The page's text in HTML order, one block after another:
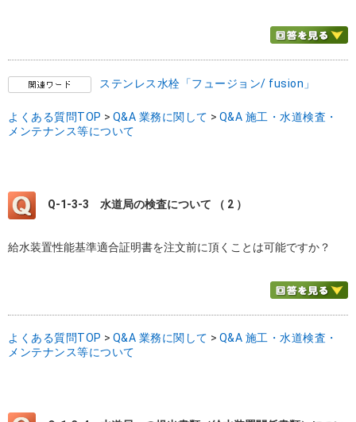
ステンレス水栓「フュージョン/ fusion」
よくある質問TOP > Q&A 業務に関して > Q&A 施工・水道検査・
メンテナンス等について
Q-1-3-3 水道局の検査について （ 2 ）
給水装置性能基準適合証明書を注文前に頂くことは可能ですか？
よくある質問TOP > Q&A 業務に関して > Q&A 施工・水道検査・
メンテナンス等について